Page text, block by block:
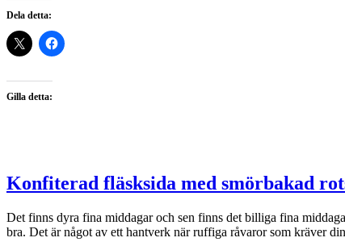
Dela detta:
Gilla detta:
Konfiterad fläsksida med smörbakad
Det finns dyra fina middagar och sen finns det billiga fina
bra. Det är något av ett hantverk när ruffiga råvaror som kräver